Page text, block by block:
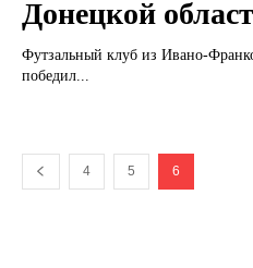
Донецкой
Футзальный клуб из Ивано-
победил...
4 5 6